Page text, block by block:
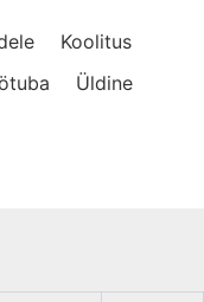
Koolitus
Üldine